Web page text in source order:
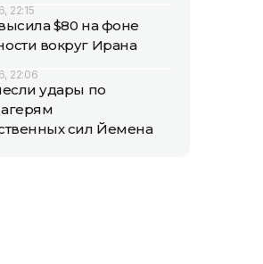
22:15
$80 на фоне
вокруг Ирана
22:06
удары по
сил Йемена